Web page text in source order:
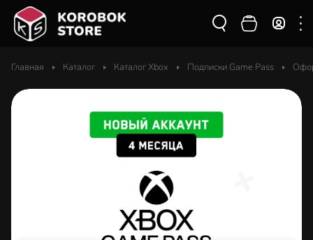
Главная Каталог Каталог Xbox Подписки Game Pass